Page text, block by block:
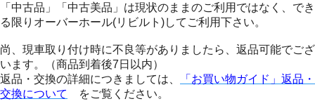
「中古品」「中古美品」は現状のままのご利用ではなく、でき
る限りオーバーホール(リビルト)してご利用下さい。
尚、現車取り付け時に不良等がありましたら、返品可能でござ
います。（商品到着後7日以内）
返品・交換の詳細につきましては、
「お買い物ガイド」返品・
交換について
をご覧ください。